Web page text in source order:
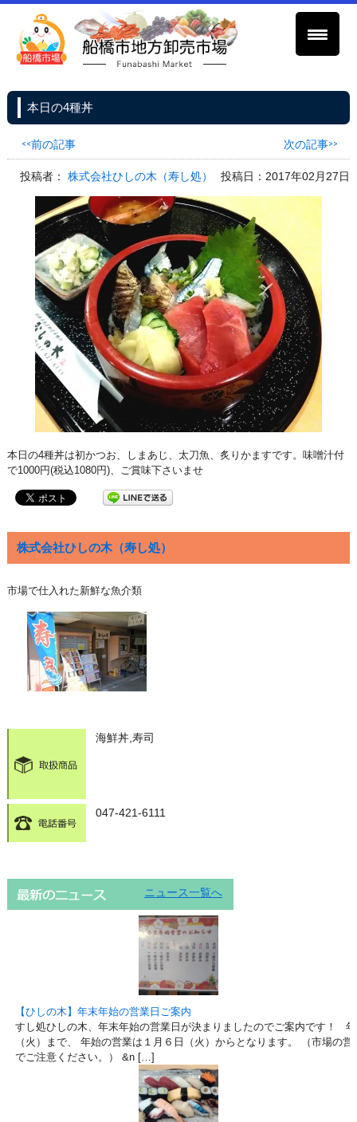
本日の4種丼
<<前の記事 次の記事>>
投稿者：株式会社ひしの木（寿し処） 投稿日：2017年02月27日
本日の4種丼は初かつお、しまあじ、太刀魚、炙りかますです。味噌汁付
で1000円(税込1080円)、ご賞味下さいませ
株式会社ひしの木（寿し処）
市場で仕入れた新鮮な魚介類
海鮮丼,寿司
047-421-6111
ニュース一覧へ
【ひしの木】年末年始の営業日ご案内
すし処ひしの木、年末年始の営業日が決まりましたのでご案内です！
（火）まで、 年始の営業は１月６日（火）からとなります。 （市場の
でご注意ください。） &n […]